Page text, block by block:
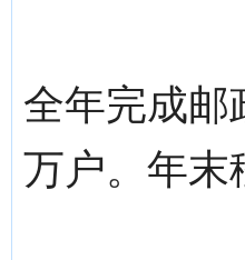
全年完成邮
万户。年末